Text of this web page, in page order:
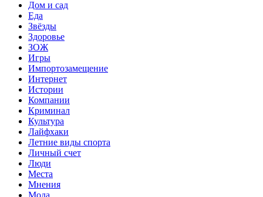
Дом и сад
Еда
Звёзды
Здоровье
ЗОЖ
Игры
Импортозамещение
Интернет
Истории
Компании
Криминал
Культура
Лайфхаки
Летние виды спорта
Личный счет
Люди
Места
Мнения
Мода